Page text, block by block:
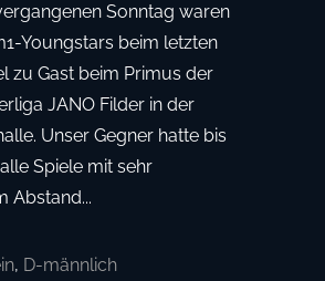
Sonntag waren
Youngstars beim letzten
zu Gast beim Primus der
JANO Filder in der
Unser Gegner hatte bis
Spiele mit sehr
Abstand...
, D-männlich